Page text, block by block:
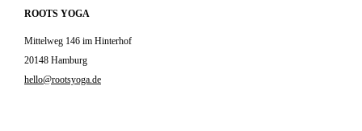
ROOTS YOGA
Mittelweg 146 im Hinterhof
20148 Hamburg
hello@rootsyoga.de